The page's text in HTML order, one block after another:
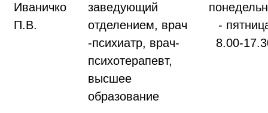
Иваничко
П.В.
заведующий
отделением, врач
-психиатр, врач-
психотерапевт,
высшее
образование
-
8.00-